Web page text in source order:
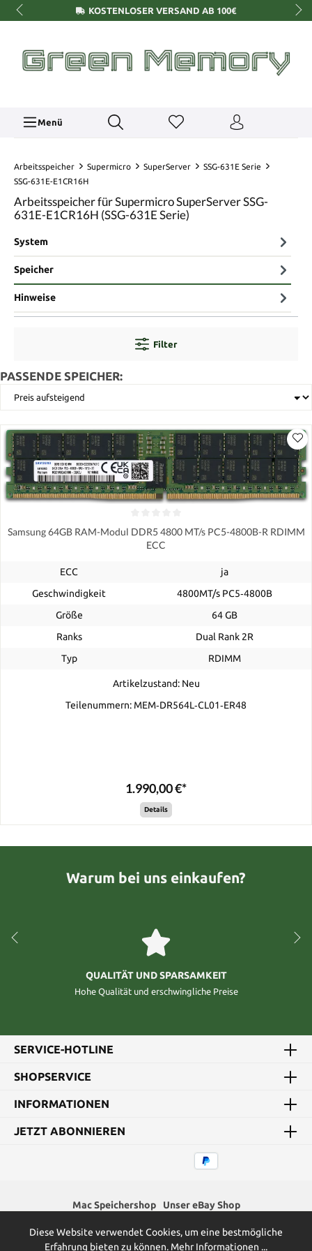
KOSTENLOSER VERSAND AB 100€
Menü
Arbeitsspeicher Supermicro SuperServer
SSG-631E Serie
SSG-631E-E1CR16H
Arbeitsspeicher für Supermicro SuperServer SSG-
631E-E1CR16H (SSG-631E Serie)
System
Speicher
Hinweise
Filter
PASSENDE SPEICHER:
Samsung 64GB RAM-Modul DDR5 4800 MT/s PC5-4800B-R RDIMM
ECC
ECC
ja
Geschwindigkeit
4800MT/s PC5‑4800B
Größe
64 GB
Ranks
Dual Rank 2R
Typ
RDIMM
Artikelzustand: Neu
Teilenummern: MEM‐DR564L‐CL01‐ER48
1.990,00 €*
Details
Warum bei uns einkaufen?
QUALITÄT UND SPARSAMKEIT
Hohe Qualität und erschwingliche Preise
SERVICE-HOTLINE
SHOPSERVICE
INFORMATIONEN
JETZT ABONNIEREN
Mac Speichershop Unser eBay Shop
* Alle Preise inkl. gesetzl. Mehrwertsteuer zzgl. Versandkosten
Diese Website verwendet Cookies, um eine bestmögliche
Erfahrung bieten zu können. Mehr Informationen ...